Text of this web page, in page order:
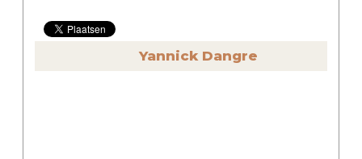
Yannick Dangre